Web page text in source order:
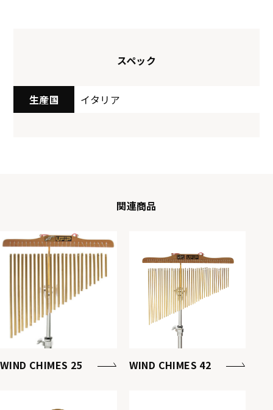
スペック
生産国 イタリア
関連商品
WIND CHIMES 25 WIND CHIMES 42